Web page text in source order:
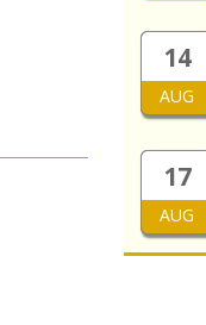
14
AUG
17
AUG